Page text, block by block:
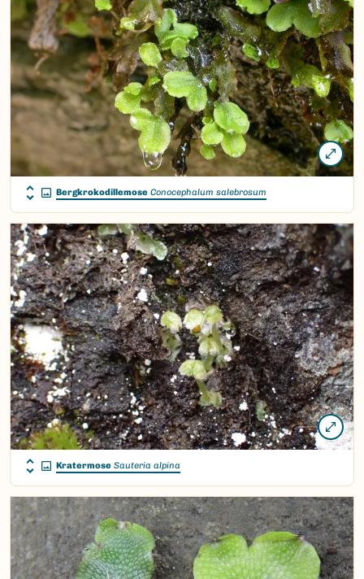
Bergkrokodillemose Conocephalum salebrosum
Kratermose Sauteria alpina